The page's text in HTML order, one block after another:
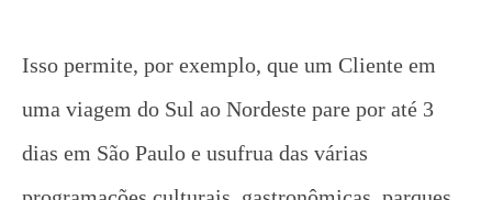
Isso permite, por exemplo, que um Cliente em
uma viagem do Sul ao Nordeste pare por até 3
dias em São Paulo e usufrua das várias